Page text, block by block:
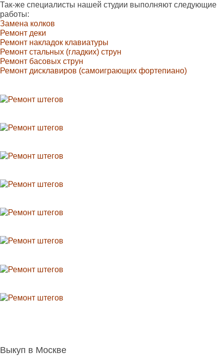
Так-же специалисты нашей студии выполняют следующие
работы:
Замена колков
Ремонт деки
Ремонт накладок клавиатуры
Ремонт стальных (гладких) струн
Ремонт басовых струн
Ремонт дисклавиров (самоиграющих фортепиано)
Выкуп в Москве